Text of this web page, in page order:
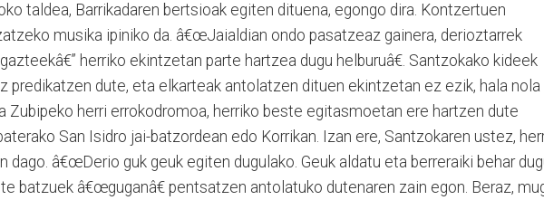
taldea, Barrikadaren bertsioak egiten dituena, egongo dira. Kontzertuen
musika ipiniko da. â€œJaialdian ondo pasatzeaz gainera, derioztarrek
herriko ekintzetan parte hartzea dugu helburuâ€. Santzokako kideek
predikatzen dute, eta elkarteak antolatzen dituen ekintzetan ez ezik, hala nola
Zubipeko herri errokodromoa, herriko beste egitasmoetan ere hartzen dute
San Isidro jai-batzordean edo Korrikan. Izan ere, Santzokaren ustez,
dago. â€œDerio guk geuk egiten dugulako. Geuk aldatu eta berreraiki behar
batzuek â€œguganâ€ pentsatzen antolatuko dutenaren zain egon. Beraz,